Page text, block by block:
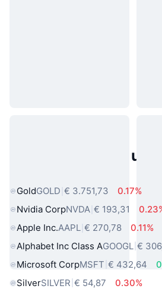
Populaire activa uit
GoldGOLD € 3.751,73
0.17%
Nvidia CorpNVDA € 193,31
Apple Inc.AAPL € 270,78
0.11%
Alphabet Inc Class AGOOGL €
Microsoft CorpMSFT € 432,64
SilverSILVER € 54,87 0.30%